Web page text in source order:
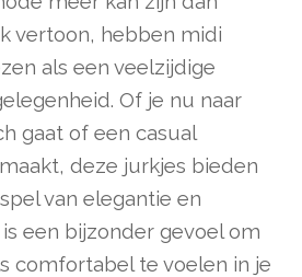
vertoon, hebben midi
als een veelzijdige
Of je nu naar
gaat of een casual
deze jurkjes bieden
van elegantie en
een bijzonder gevoel om
comfortabel te voelen in je